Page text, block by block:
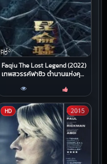
หนัง
HD
Faqiu The Lost Legend (2022)
เทพสวรรค์ฟาชิว ตำนานแห่งคุน
HD 2015